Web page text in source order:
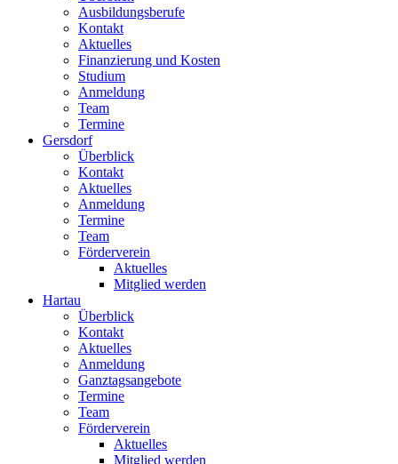
Ausbildungsberufe
Kontakt
Aktuelles
Finanzierung und Kosten
Studium
Anmeldung
Team
Termine
Gersdorf
Überblick
Kontakt
Aktuelles
Anmeldung
Termine
Team
Förderverein
Aktuelles
Mitglied werden
Hartau
Überblick
Kontakt
Aktuelles
Anmeldung
Ganztagsangebote
Termine
Team
Förderverein
Aktuelles
Mitglied werden